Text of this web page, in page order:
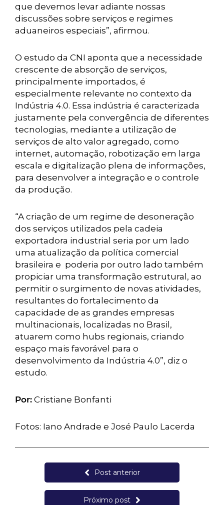
que devemos levar adiante nossas
discussões sobre serviços e regimes
aduaneiros especiais”, afirmou.
O estudo da CNI aponta que a necessidade
crescente de absorção de serviços,
principalmente importados, é
especialmente relevante no contexto da
Indústria 4.0. Essa indústria é caracterizada
justamente pela convergência de diferentes
tecnologias, mediante a utilização de
serviços de alto valor agregado, como
internet, automação, robotização em larga
escala e digitalização plena de informações,
para desenvolver a integração e o controle
da produção.
“A criação de um regime de desoneração
dos serviços utilizados pela cadeia
exportadora industrial seria por um lado
uma atualização da política comercial
brasileira e poderia por outro lado também
propiciar uma transformação estrutural, ao
permitir o surgimento de novas atividades,
resultantes do fortalecimento da
capacidade de as grandes empresas
multinacionais, localizadas no Brasil,
atuarem como hubs regionais, criando
espaço mais favorável para o
desenvolvimento da Indústria 4.0”, diz o
estudo.
Por: Cristiane Bonfanti
Fotos: Iano Andrade e José Paulo Lacerda
Post anterior
Próximo post